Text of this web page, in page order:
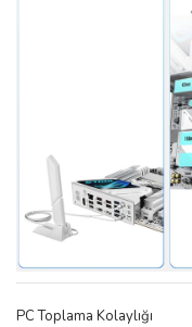
PC Toplama Kolaylığı